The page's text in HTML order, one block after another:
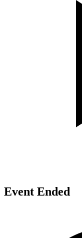
Event Ended